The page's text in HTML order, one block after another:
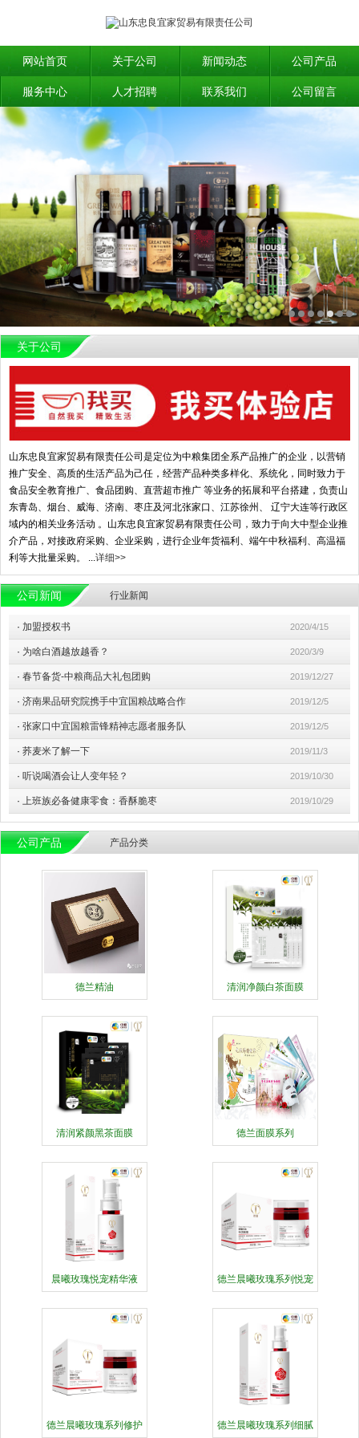
网站首页 关于公司 新闻动态 公司产品
服务中心 人才招聘 联系我们 公司留言
关于公司
山东忠良宜家贸易有限责任公司是定位为中粮集团全系产品推广的企业，以营销
推广安全、高质的生活产品为己任，经营产品种类多样化、系统化，同时致力于
食品安全教育推广、食品团购、直营超市推广 等业务的拓展和平台搭建，负责山
东青岛、烟台、威海、济南、枣庄及河北张家口、江苏徐州、 辽宁大连等行政区
域内的相关业务活动 。山东忠良宜家贸易有限责任公司，致力于向大中型企业推
介产品，对接政府采购、企业采购，进行企业年货福利、端午中秋福利、高温福
利等大批量采购。 ...详细>>
公司新闻 行业新闻
· 加盟授权书 2020/4/15
· 为啥白酒越放越香？ 2020/3/9
· 春节备货-中粮商品大礼包团购 2019/12/27
· 济南果品研究院携手中宜国粮战略合作 2019/12/5
· 张家口中宜国粮雷锋精神志愿者服务队 2019/12/5
· 荞麦米了解一下 2019/11/3
· 听说喝酒会让人变年轻？ 2019/10/30
· 上班族必备健康零食：香酥脆枣 2019/10/29
公司产品 产品分类
德兰精油 清润净颜白茶面膜
清润紧颜黑茶面膜 德兰面膜系列
晨曦玫瑰悦宠精华液 德兰晨曦玫瑰系列悦宠
德兰晨曦玫瑰系列修护 德兰晨曦玫瑰系列细腻